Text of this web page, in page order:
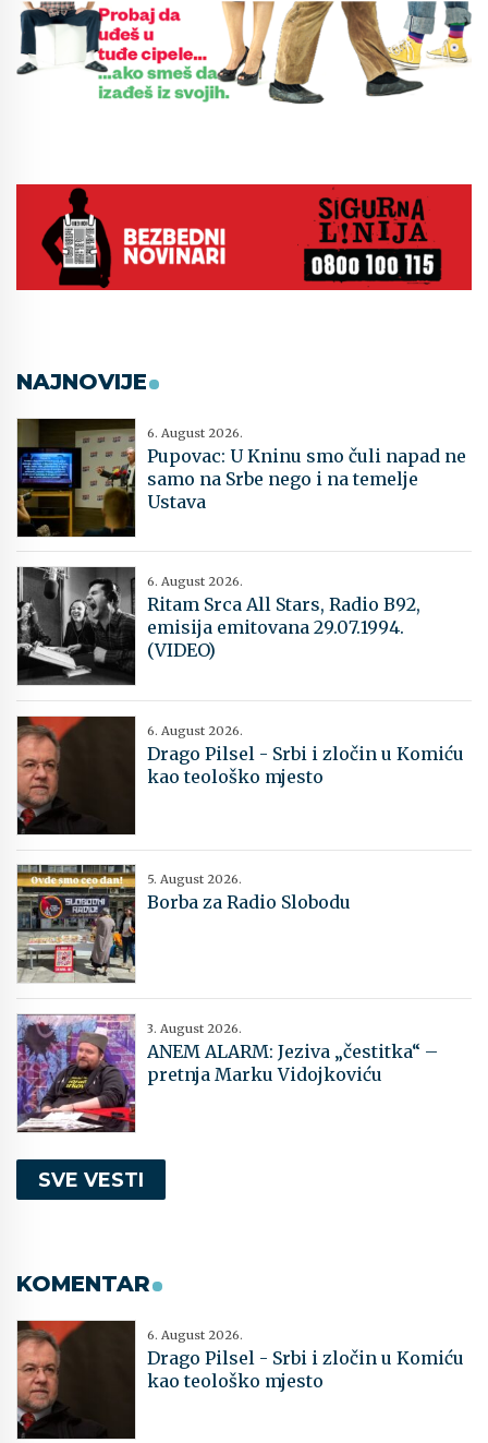
NAJNOVIJE
6. August 2026.
Pupovac: U Kninu smo čuli napad ne
samo na Srbe nego i na temelje
Ustava
6. August 2026.
Ritam Srca All Stars, Radio B92,
emisija emitovana 29.07.1994.
(VIDEO)
6. August 2026.
Drago Pilsel - Srbi i zločin u Komiću
kao teološko mjesto
5. August 2026.
Borba za Radio Slobodu
3. August 2026.
ANEM ALARM: Jeziva „čestitka“ –
pretnja Marku Vidojkoviću
SVE VESTI
KOMENTAR
6. August 2026.
Drago Pilsel - Srbi i zločin u Komiću
kao teološko mjesto